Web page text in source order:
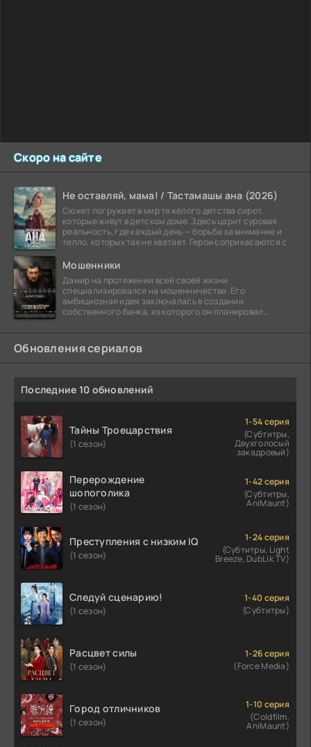
Скоро на сайте
Не оставляй, мама! / Тастамашы ана (2026)
Сюжет погружает в мир тяжёлого детства сирот,
которые живут в детском доме. Здесь царит суровая
реальность, где каждый день — борьба за внимание и
тепло, которых так не хватает. Герои соприкасаются с
Мошенники
Дамир на протяжении всей своей жизни
специализировался на мошенничестве. Его
амбициозная идея заключалась в создании
собственного банка, из которого он планировал
Обновления сериалов
Последние 10 обновлений
Тайны Троецарствия
(1 сезон)
1-54 серия
(Субтитры,
Двухголосый
закадровый)
Перерождение
шопоголика
(1 сезон)
1-42 серия
(Субтитры,
AniMaunt)
Преступления с низким IQ
(1 сезон)
1-24 серия
(Субтитры, Light
Breeze, DubLik.TV)
Следуй сценарию!
(1 сезон)
1-40 серия
(Субтитры)
Расцвет силы
(1 сезон)
1-26 серия
(Force Media)
Город отличников
(1 сезон)
1-10 серия
(Coldfilm,
AniMaunt)